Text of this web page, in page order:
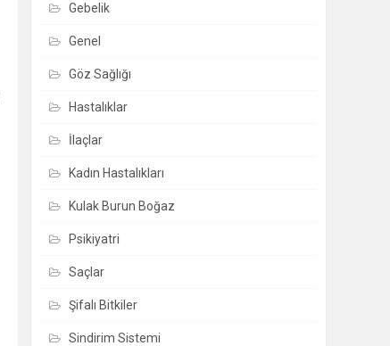
Gebelik
Genel
Göz Sağlığı
Hastalıklar
İlaçlar
Kadın Hastalıkları
Kulak Burun Boğaz
Psikiyatri
Saçlar
Şifalı Bitkiler
Sindirim Sistemi